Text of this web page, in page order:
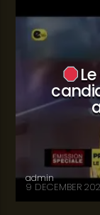
admin
9 DECEMBER